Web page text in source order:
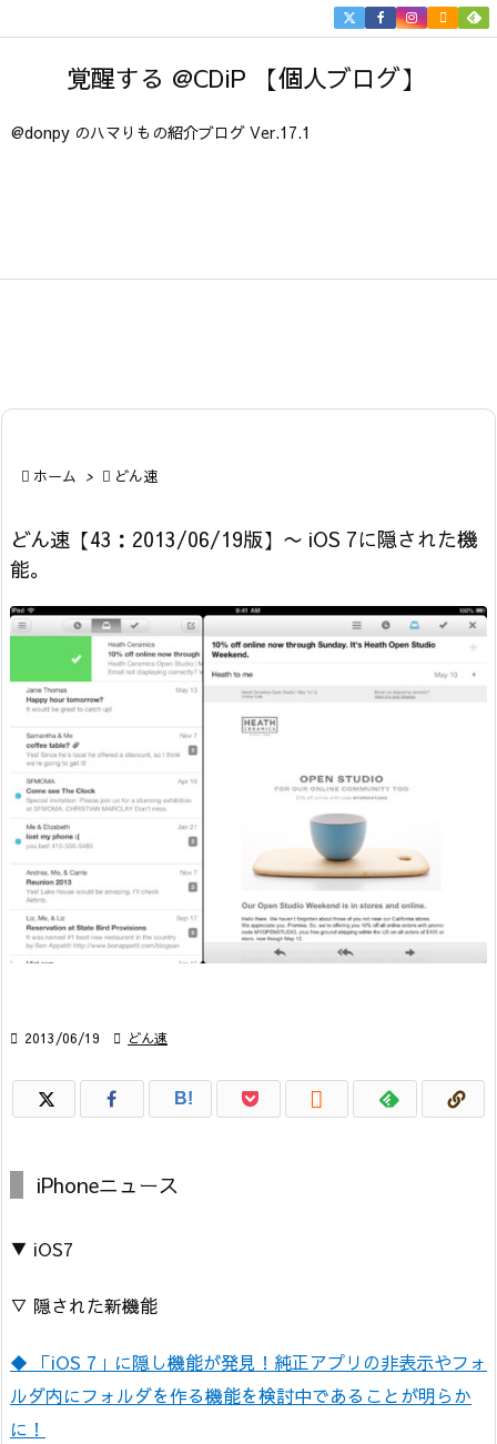
覚醒する @CDiP 【個人ブログ】
@donpy のハマりもの紹介ブログ Ver.17.1


 ホーム >  どん速
どん速【43：2013/06/19版】〜 iOS 7に隠された機
能。
 2013/06/19  どん速
B! 
iPhoneニュース
▼ iOS7
▽ 隠された新機能
◆ 「iOS 7」に隠し機能が発見！純正アプリの非表示やフォ
ルダ内にフォルダを作る機能を検討中であることが明らか
に！